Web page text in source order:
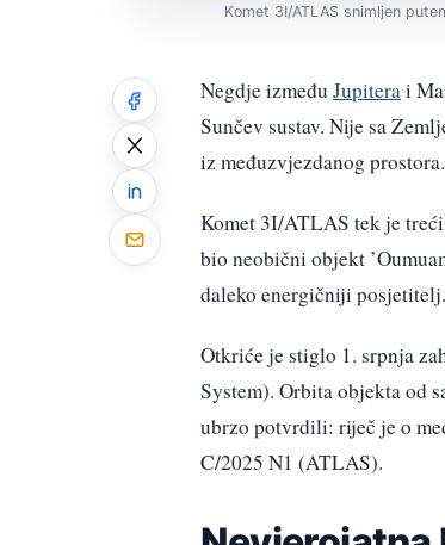
Komet 3I/ATLAS snimljen
Negdje između Jupiterai
Sunčev sustav. Nije sa
iz međuzvjezdanog prostora.
Komet 3I/ATLAS tek je
bio neobični objekt
daleko energičniji posjetitelj.
Otkriće je stiglo 1. srpnja
System). Orbita objekta od
ubrzo potvrdili: riječ je o
C/2025 N1 (ATLAS).